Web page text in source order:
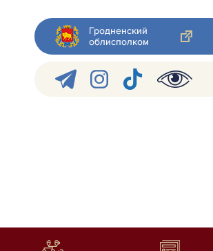
Гродненский
облисполком